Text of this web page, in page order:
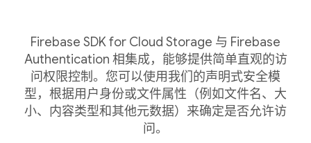
Firebase SDK for Cloud Storage 与 Firebase
Authentication 相集成，能够提供简单直观的访
问权限控制。您可以使用我们的声明式安全模
型，根据用户身份或文件属性（例如文件名、大
小、内容类型和其他元数据）来确定是否允许访
问。